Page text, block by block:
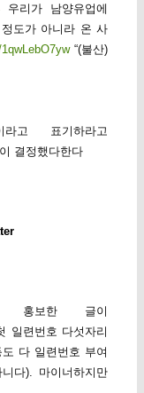
우리가 남양유업에
도가 아니라 온 사
“(불산)
고 표기하라고
결정했다한다
홍보한 글이
일련번호 다섯자리
다 일련번호 부여
다). 마이너하지만